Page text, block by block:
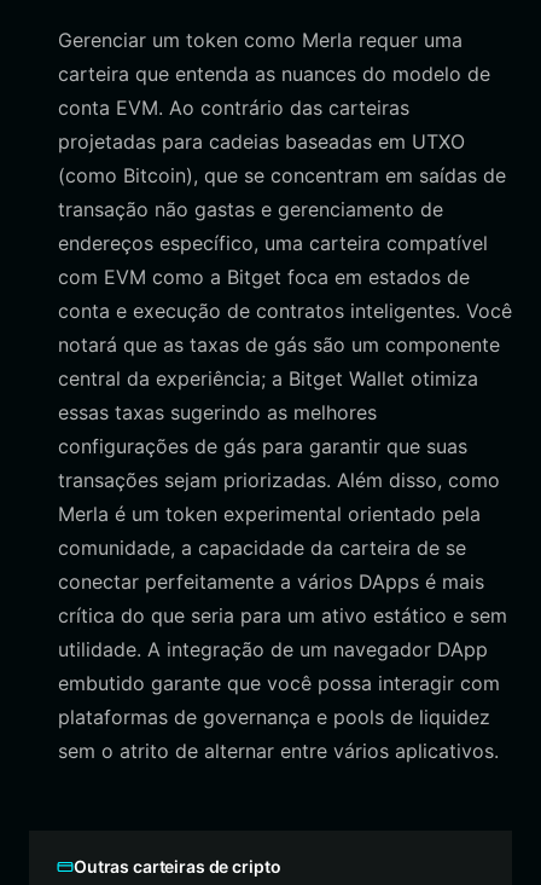
Gerenciar um token como Merla requer uma
carteira que entenda as nuances do modelo de
conta EVM. Ao contrário das carteiras
projetadas para cadeias baseadas em UTXO
(como Bitcoin), que se concentram em saídas de
transação não gastas e gerenciamento de
endereços específico, uma carteira compatível
com EVM como a Bitget foca em estados de
conta e execução de contratos inteligentes. Você
notará que as taxas de gás são um componente
central da experiência; a Bitget Wallet otimiza
essas taxas sugerindo as melhores
configurações de gás para garantir que suas
transações sejam priorizadas. Além disso, como
Merla é um token experimental orientado pela
comunidade, a capacidade da carteira de se
conectar perfeitamente a vários DApps é mais
crítica do que seria para um ativo estático e sem
utilidade. A integração de um navegador DApp
embutido garante que você possa interagir com
plataformas de governança e pools de liquidez
sem o atrito de alternar entre vários aplicativos.
Outras carteiras de cripto